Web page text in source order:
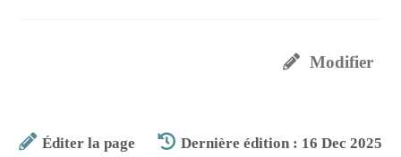
Modifier
Éditer la page Dernière édition : 16 Dec 2025